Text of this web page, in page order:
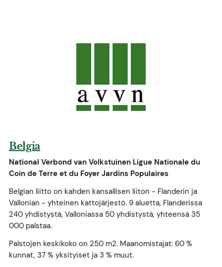
Belgia
National Verbond van Volkstuinen Ligue Nationale du
Coin de Terre et du Foyer Jardins Populaires
Belgian liitto on kahden kansallisen liiton - Flanderin ja
Vallonian - yhteinen kattojärjestö. 9 aluetta, Flanderissa
240 yhdistystä, Valloniassa 50 yhdistystä, yhteensä 35
000 palstaa.
Palstojen keskikoko on 250 m2. Maanomistajat: 60 %
kunnat, 37 % yksityiset ja 3 % muut.